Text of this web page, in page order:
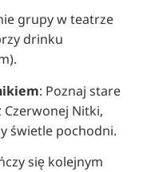
grupy w teatrze
drinku
: Poznaj stare
Czerwonej Nitki,
świetle pochodni.
się kolejnym